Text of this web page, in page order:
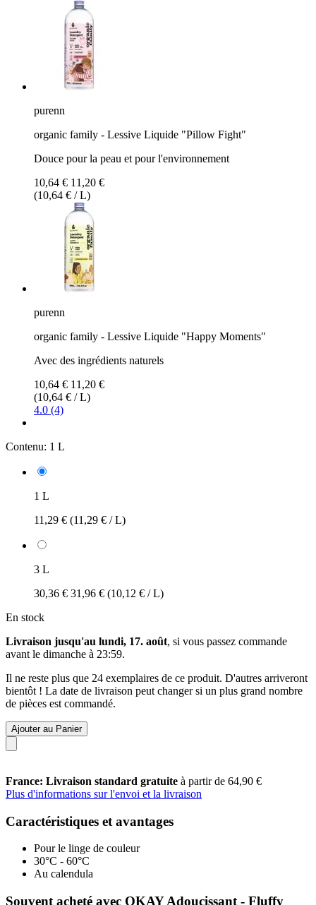
purenn
organic family - Lessive Liquide "Pillow Fight"
Douce pour la peau et pour l'environnement
10,64 € 11,20 €
(10,64 € / L)
purenn
organic family - Lessive Liquide "Happy Moments"
Avec des ingrédients naturels
10,64 € 11,20 €
(10,64 € / L)
4.0 (4)
Contenu: 1 L
1 L
11,29 € (11,29 € / L)
3 L
30,36 € 31,96 € (10,12 € / L)
En stock
Livraison jusqu'au lundi, 17. août, si vous passez commande
avant le dimanche à 23:59.
Il ne reste plus que 24 exemplaires de ce produit. D'autres arriveront
bientôt ! La date de livraison peut changer si un plus grand nombre
de pièces est commandé.
Ajouter au Panier
France: Livraison standard gratuite à partir de 64,90 €
Plus d'informations sur l'envoi et la livraison
Caractéristiques et avantages
Pour le linge de couleur
30°C - 60°C
Au calendula
Souvent acheté avec OKAY Adoucissant - Fluffy